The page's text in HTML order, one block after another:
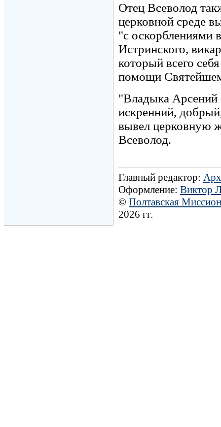
Отец Всеволод
церковной среде
"с оскорблениями
Истринского,
который всего
помощи
"Владыка Арсений
искренний,
вывел церковную
Всеволод.
Главный редактор:
Оформление: Виктор
© Полтавская
2026 гг.